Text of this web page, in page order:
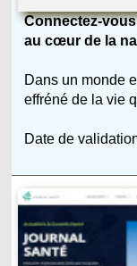
Connectez-
au cœur de la
Dans un monde
effréné de la vie
Date de